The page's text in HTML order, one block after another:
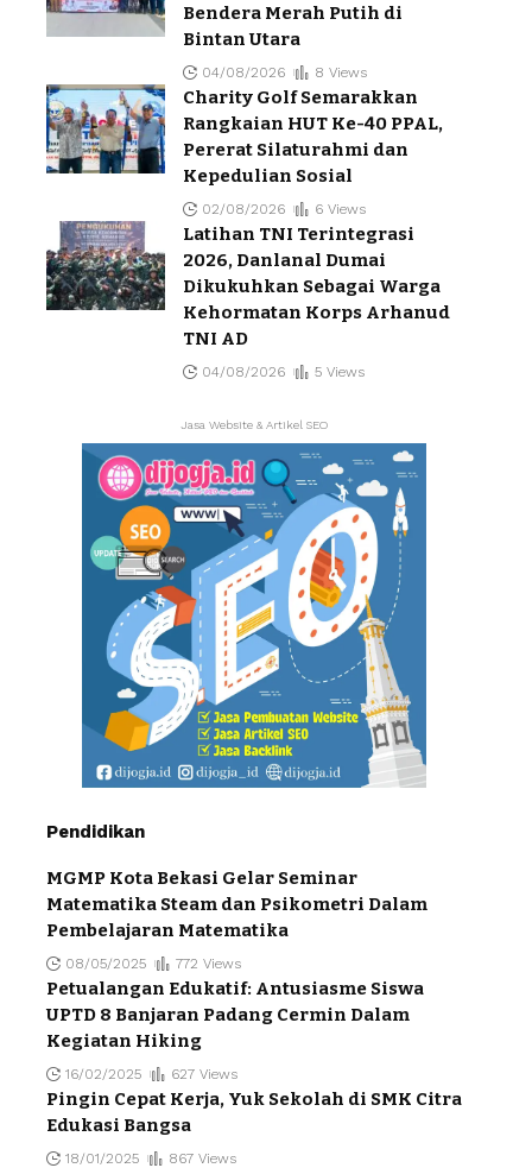
Bendera Merah Putih di
Bintan Utara
04/08/2026 8 Views
Charity Golf Semarakkan
Rangkaian HUT Ke-40 PPAL,
Pererat Silaturahmi dan
Kepedulian Sosial
02/08/2026 6 Views
Latihan TNI Terintegrasi
2026, Danlanal Dumai
Dikukuhkan Sebagai Warga
Kehormatan Korps Arhanud
TNI AD
04/08/2026 5 Views
Jasa Website & Artikel SEO
Pendidikan
MGMP Kota Bekasi Gelar Seminar
Matematika Steam dan Psikometri Dalam
Pembelajaran Matematika
08/05/2025 772 Views
Petualangan Edukatif: Antusiasme Siswa
UPTD 8 Banjaran Padang Cermin Dalam
Kegiatan Hiking
16/02/2025 627 Views
Pingin Cepat Kerja, Yuk Sekolah di SMK Citra
Edukasi Bangsa
18/01/2025 867 Views